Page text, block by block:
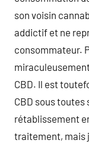
son voisin
addictif et ne
consommateur.
CBD. Il est
CBD sous
rétablissement
traitement, mais